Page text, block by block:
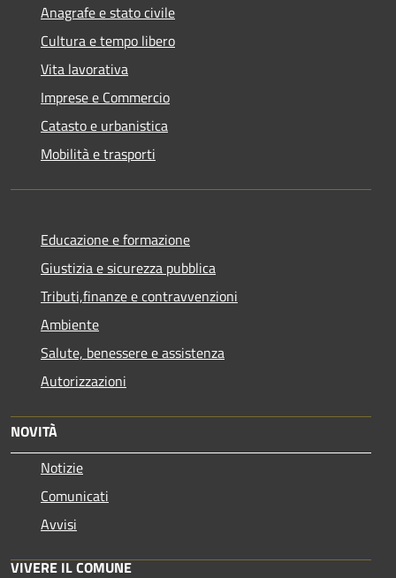
Anagrafe e stato civile
Cultura e tempo libero
Vita lavorativa
Imprese e Commercio
Catasto e urbanistica
Mobilità e trasporti
Educazione e formazione
Giustizia e sicurezza pubblica
Tributi,finanze e contravvenzioni
Ambiente
Salute, benessere e assistenza
Autorizzazioni
NOVITÀ
Notizie
Comunicati
Avvisi
VIVERE IL COMUNE